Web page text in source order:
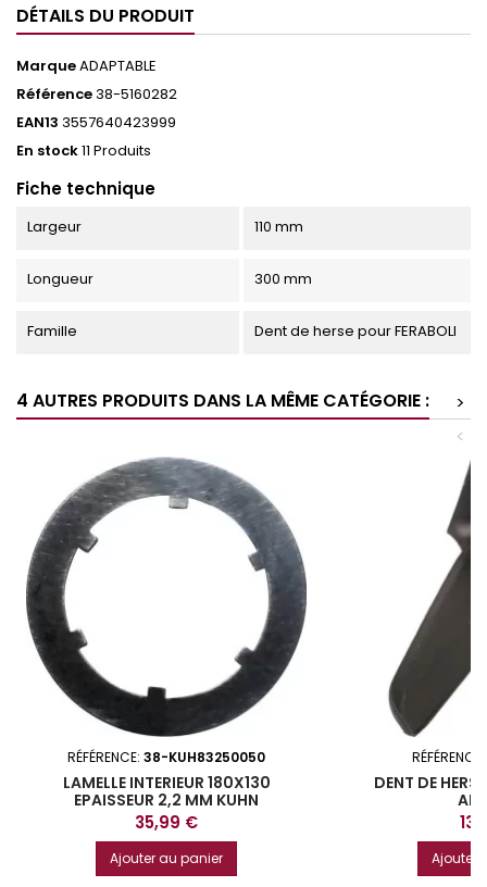
DÉTAILS DU PRODUIT
MarqueADAPTABLE
Référence38-5160282
EAN13 3557640423999
En stock11 Produits
Fiche technique
Largeur 110 mm
Longueur 300 mm
Famille Dent de herse pour FERABOLI
4 AUTRES PRODUITS DANS LA MÊME CATÉGORIE :
>
<
RÉFÉRENCE: 38-KUH83250050
LAMELLE INTERIEUR 180X130
EPAISSEUR 2,2 MM KUHN
Prix
35,99 €
Ajouter au panier
RÉFÉRENCE:
DENT DE
Prix
Ajouter